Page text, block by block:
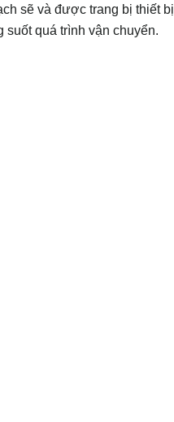
sẽ và được trang bị thiết bị
quá trình vận chuyển.